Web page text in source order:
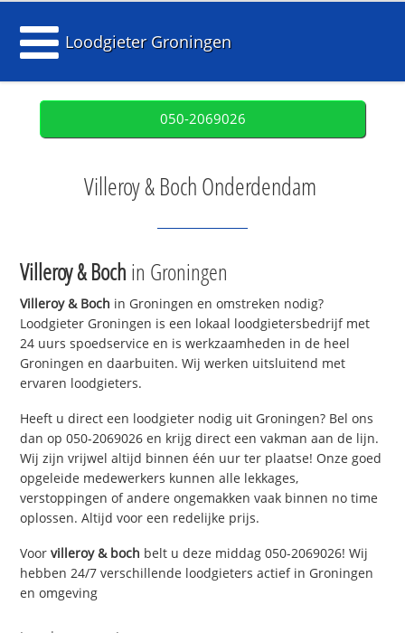
Loodgieter Groningen
050-2069026
Villeroy & Boch Onderdendam
Villeroy & Boch in Groningen
Villeroy & Boch in Groningen en omstreken nodig?
Loodgieter Groningen is een lokaal loodgietersbedrijf met
24 uurs spoedservice en is werkzaamheden in de heel
Groningen en daarbuiten. Wij werken uitsluitend met
ervaren loodgieters.
Heeft u direct een loodgieter nodig uit Groningen? Bel ons
dan op 050-2069026 en krijg direct een vakman aan de lijn.
Wij zijn vrijwel altijd binnen één uur ter plaatse! Onze goed
opgeleide medewerkers kunnen alle lekkages,
verstoppingen of andere ongemakken vaak binnen no time
oplossen. Altijd voor een redelijke prijs.
Voorvilleroy & boch belt u deze middag 050-2069026! Wij
hebben 24/7 verschillende loodgieters actief in Groningen
en omgeving